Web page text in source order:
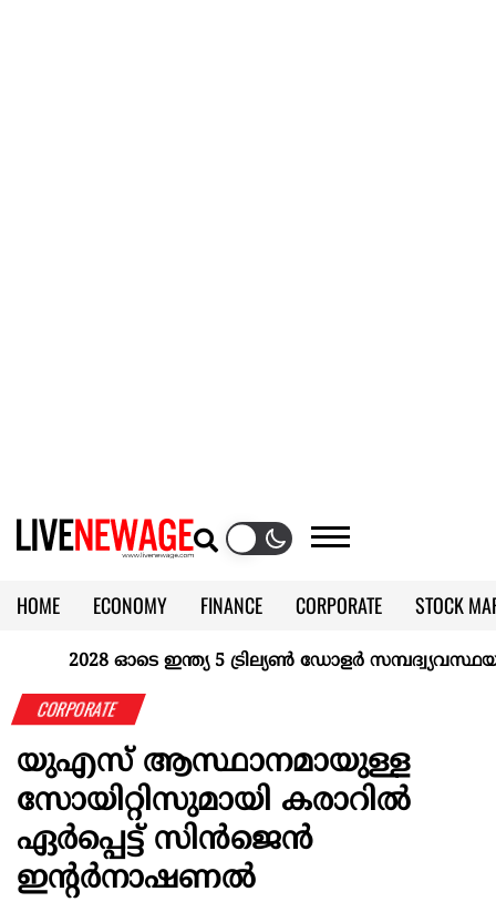
HOME ECONOMY FINANCE CORPORATE
STOCK
CALENDAR
KERALA @70
2028 ഓടെ ഇന്ത്യ 5 ട്രില്യണ്‍ ഡോളര്‍
CORPORATE
യുഎസ് ആസ്ഥാനമായുള്ള
സോയിറ്റിസുമായി കരാറിൽ
ഏർപ്പെട്ട് സിൻജെൻ
ഇന്റർനാഷണൽ